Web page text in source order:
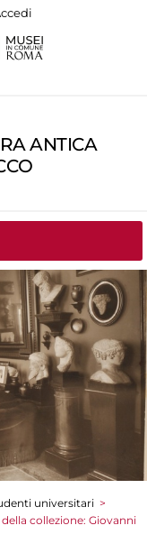
ANTICA
universitari >
collezione: Giovanni